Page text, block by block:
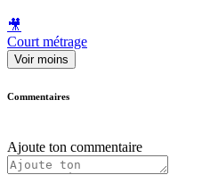
🎥
Court métrage
Voir moins
Commentaires
Ajoute ton commentaire